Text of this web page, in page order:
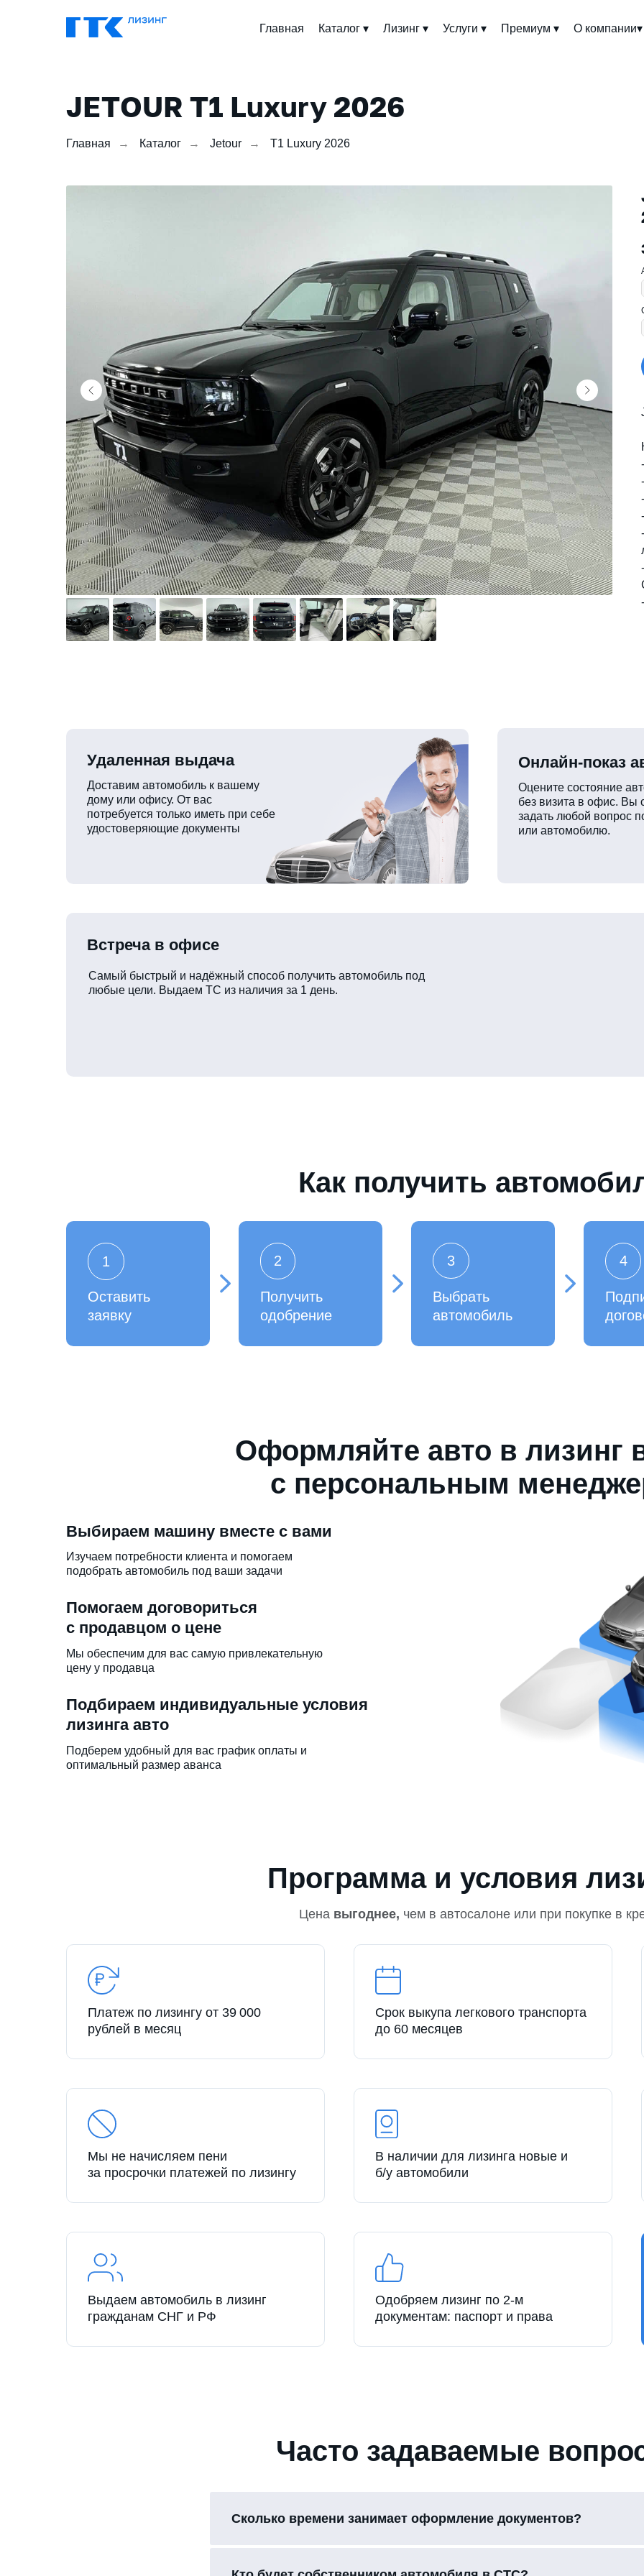
Главная Каталог ▾ Лизинг ▾ Услуги ▾ Премиум ▾ О компании▾
JETOUR T1 Luxury 2026
Главная → Каталог → Jetour → T1 Luxury 2026
Доставим автомобиль к вашему
дому или офису. От вас
потребуется только иметь при себе
удостоверяющие документы
Оцените состояние
без визита в офис. Вы
задать любой вопрос
или автомобилю.
Самый быстрый и надёжный способ получить автомобиль под
любые цели. Выдаем ТС из наличия за 1 день.
Удаленная выдача Онлайн-показ
Встреча в офисе
Как получить
4
Выбрать
автомобиль
3
Получить
одобрение
2
Оставить
заявку
1
Подбираем индивидуальные условия
лизинга авто
Подберем удобный для вас график оплаты и
оптимальный размер аванса
Помогаем договориться
с продавцом о цене
Мы обеспечим для вас самую привлекательную
цену у продавца
Выбираем машину вместе с вами
Изучаем потребности клиента и помогаем
подобрать автомобиль под ваши задачи
Оформляйте авто в лизинг
с персональным
Программа и условия
Цена выгоднее, чем в автосалоне или при покупке в
Платеж по лизингу от 39 000
рублей в месяц
Срок выкупа легкового транспорта
до 60 месяцев
Мы не начисляем пени
за просрочки платежей по лизингу
В наличии для лизинга новые и
б/у автомобили
Выдаем автомобиль в лизинг
гражданам СНГ и РФ
Одобряем лизинг по 2-м
документам: паспорт и права
Часто задаваемые
Сколько времени занимает оформление документов?